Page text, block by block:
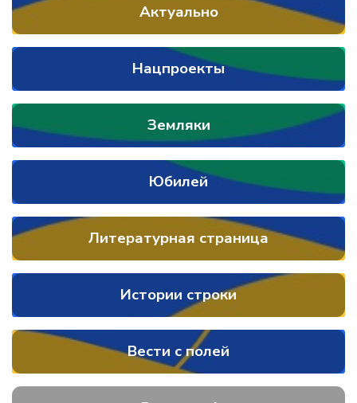
Актуально
Нацпроекты
Земляки
Юбилей
Литературная страница
Истории строки
Вести с полей